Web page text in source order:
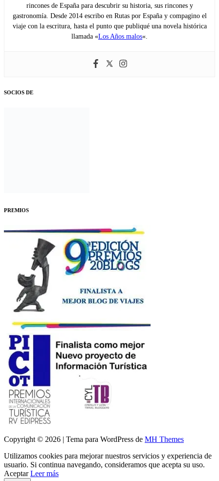
rincones de España para descubrir su historia, sus rincones y
gastronomía. Desde 2014 escribo en Rutas por España y compagino el
viaje con la escritura, hasta el punto que publiqué una novela histórica
llamada «Los Años malos«.
SOCIOS DE
PREMIOS
Copyright © 2026 | Tema para WordPress de MH Themes
Utilizamos cookies para mejorar nuestros servicios y experiencia de
usuario. Si continua navegando, consideramos que acepta su uso.
Aceptar Leer más